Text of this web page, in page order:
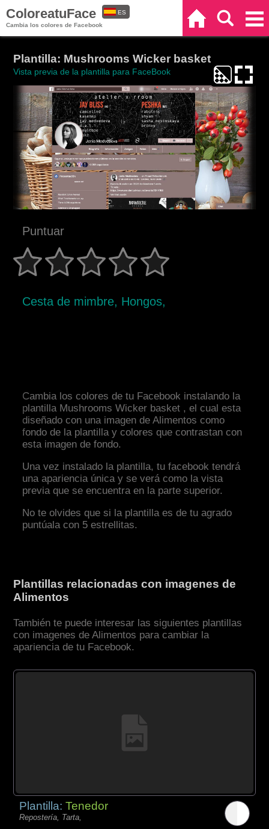
ColoreatuFace
Cambia los colores de Facebook
ES
Plantilla: Mushrooms Wicker basket
Vista previa de la plantilla para FaceBook
Puntuar
Cesta de mimbre, Hongos,
Cambia los colores de tu Facebook instalando la
plantilla Mushrooms Wicker basket , el cual esta
diseñado con una imagen de Alimentos como
fondo de la plantilla y colores que contrastan con
esta imagen de fondo.
Una vez instalado la plantilla, tu facebook tendrá
una apariencia única y se verá como la vista
previa que se encuentra en la parte superior.
No te olvides que si la plantilla es de tu agrado
puntúala con 5 estrellitas.
Plantillas relacionadas con imagenes de
Alimentos
También te puede interesar las siguientes plantillas
con imagenes de Alimentos para cambiar la
apariencia de tu Facebook.
Plantilla:Tenedor
Repostería, Tarta,